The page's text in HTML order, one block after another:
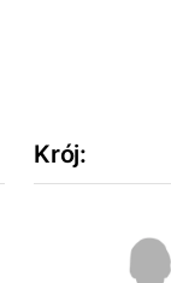
Krój: